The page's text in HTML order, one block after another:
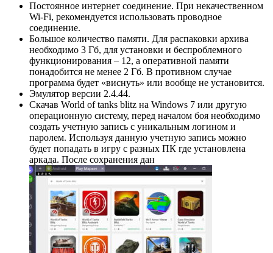
Постоянное интернет соединение. При некачественном
Wi-Fi, рекомендуется использовать проводное
соединение.
Большое количество памяти. Для распаковки архива
необходимо 3 Гб, для установки и беспроблемного
функционирования – 12, а оперативной памяти
понадобится не менее 2 Гб. В противном случае
программа будет «виснуть» или вообще не установится.
Эмулятор версии 2.4.44.
Скачав World of tanks blitz на Windows 7 или другую
операционную систему, перед началом боя необходимо
создать учетную запись с уникальным логином и
паролем. Используя данную учетную запись можно
будет попадать в игру с разных ПК где установлена
аркада. После сохранения дан